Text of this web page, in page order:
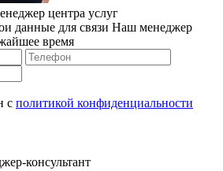
центра услуг
данные для связи Наш менеджер
время
с политикой конфиденциальности
консультант